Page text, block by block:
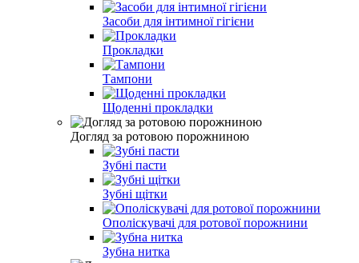
Засоби для інтимної гігієни
Прокладки
Тампони
Щоденні прокладки
Догляд за ротовою порожниною
Зубні пасти
Зубні щітки
Ополіскувачі для ротової порожнини
Зубна нитка